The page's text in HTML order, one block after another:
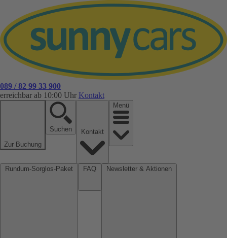
089 / 82 99 33 900
erreichbar ab 10:00 Uhr Kontakt
Zur Buchung
Suchen
Menü